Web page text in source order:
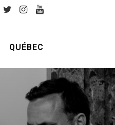
QUÉBEC